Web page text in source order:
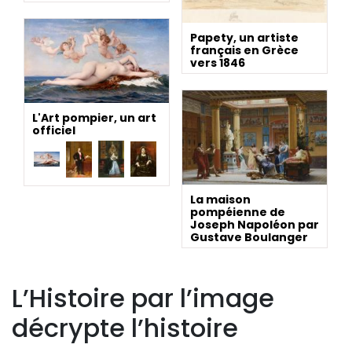
Papety, un artiste
français en Grèce
vers 1846
L'Art pompier, un art
officiel
La maison
pompéienne de
Joseph Napoléon par
Gustave Boulanger
L’Histoire par l’image
décrypte l’histoire